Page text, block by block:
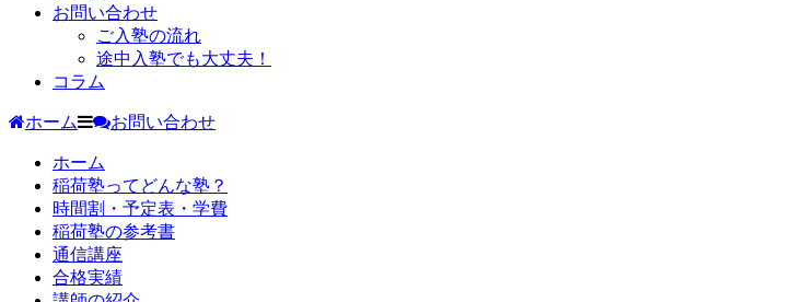
お問い合わせ
ご入塾の流れ
途中入塾でも大丈夫！
コラム
ホーム お問い合わせ
ホーム
稲荷塾ってどんな塾？
時間割・予定表・学費
稲荷塾の参考書
通信講座
合格実績